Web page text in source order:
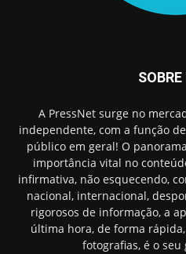
A PressNet surge no
independente, com a função
público em geral! O
importância vital no
infirmativa, não esquecendo,
nacional, internacional,
rigorosos de informação, a
última hora, de forma
fotografias, é o